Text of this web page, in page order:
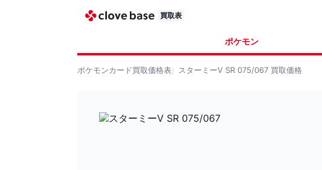
買取表
ポケモン
ポケモンカード買取価格表 スターミーV SR 075/067 買取価格